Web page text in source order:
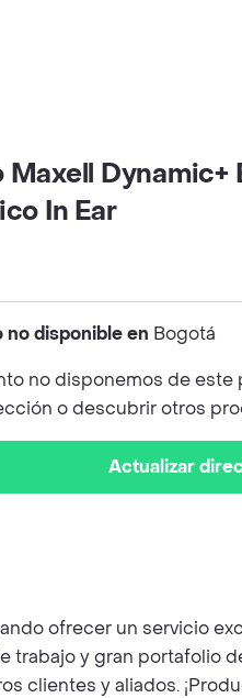
Maxell Dynamic+
In Ear
no disponible en Bogotá
no disponemos de este
o descubrir otros
Actualizar
ofrecer un servicio
trabajo y gran portafolio
clientes y aliados.